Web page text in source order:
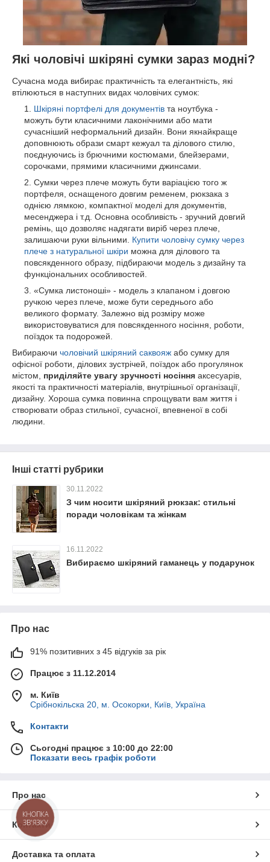
Які чоловічі шкіряні сумки зараз модні?
Сучасна мода вибирає практичність та елегантність, які
втілюються в наступних видах чоловічих сумок:
Шкіряні портфелі для документів та ноутбука -
можуть бути класичними лаконічними або мати
сучасніший неформальний дизайн. Вони якнайкраще
доповнюють образи смарт кежуал та ділового стилю,
поєднуючись із брючними костюмами, блейзерами,
сорочками, прямими класичними джинсами.
Сумки через плече можуть бути варіацією того ж
портфеля, оснащеного довгим ременем, рюкзака з
однією лямкою, компактної моделі для документів,
месенджера і т.д. Основна особливість - зручний довгий
ремінь, що дозволяє надягати виріб через плече,
залишаючи руки вільними. Купити чоловічу сумку через
плече з натуральної шкіри можна для ділового та
повсякденного образу, підбираючи модель з дизайну та
функціональних особливостей.
«Сумка листоноші» - модель з клапаном і довгою
ручкою через плече, може бути середнього або
великого формату. Залежно від розміру може
використовуватися для повсякденного носіння, роботи,
поїздок та подорожей.
Вибираючи чоловічий шкіряний саквояж або сумку для
офісної роботи, ділових зустрічей, поїздок або прогулянок
містом, приділяйте увагу зручності носіння аксесуарів,
якості та практичності матеріалів, внутрішньої організації,
дизайну. Хороша сумка повинна спрощувати вам життя і
створювати образ стильної, сучасної, впевненої в собі
людини.
Інші статті рубрики
30.11.2022
З чим носити шкіряний рюкзак: стильні
поради чоловікам та жінкам
16.11.2022
Вибираємо шкіряний гаманець у подарунок
Про нас
91% позитивних з 45 відгуків за рік
Працює з 11.12.2014
м. Київ
Срібнокільска 20, м. Осокорки, Київ, Україна
Контакти
Сьогодні працює з 10:00 до 22:00
Показати весь графік роботи
Про нас
Контакти
Доставка та оплата
КНОПКА
ЗВ'ЯЗКУ